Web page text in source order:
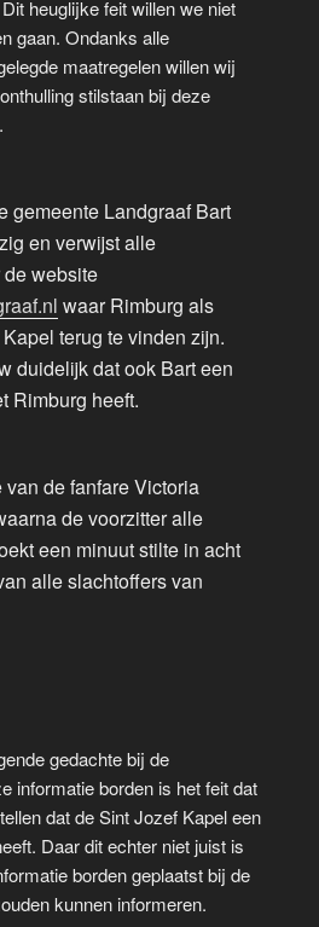
heuglijke feit willen we niet
gaan. Ondanks alle
maatregelen willen wij
stilstaan bij deze
gemeente Landgraaf Bart
en verwijst alle
website
waar Rimburg als
terug te vinden zijn.
duidelijk dat ook Bart een
Rimburg heeft.
de fanfare Victoria
de voorzitter alle
een minuut stilte in acht
alle slachtoffers van
gedachte bij de
informatie borden is het feit dat
dat de Sint Jozef Kapel een
Daar dit echter niet juist is
borden geplaatst bij de
kunnen informeren.